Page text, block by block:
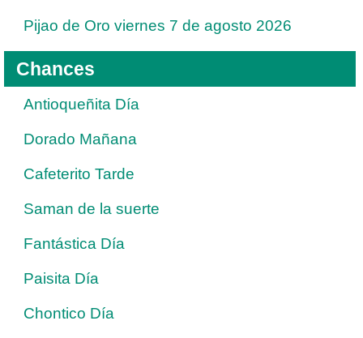
Pijao de Oro viernes 7 de agosto 2026
Chances
Antioqueñita Día
Dorado Mañana
Cafeterito Tarde
Saman de la suerte
Fantástica Día
Paisita Día
Chontico Día